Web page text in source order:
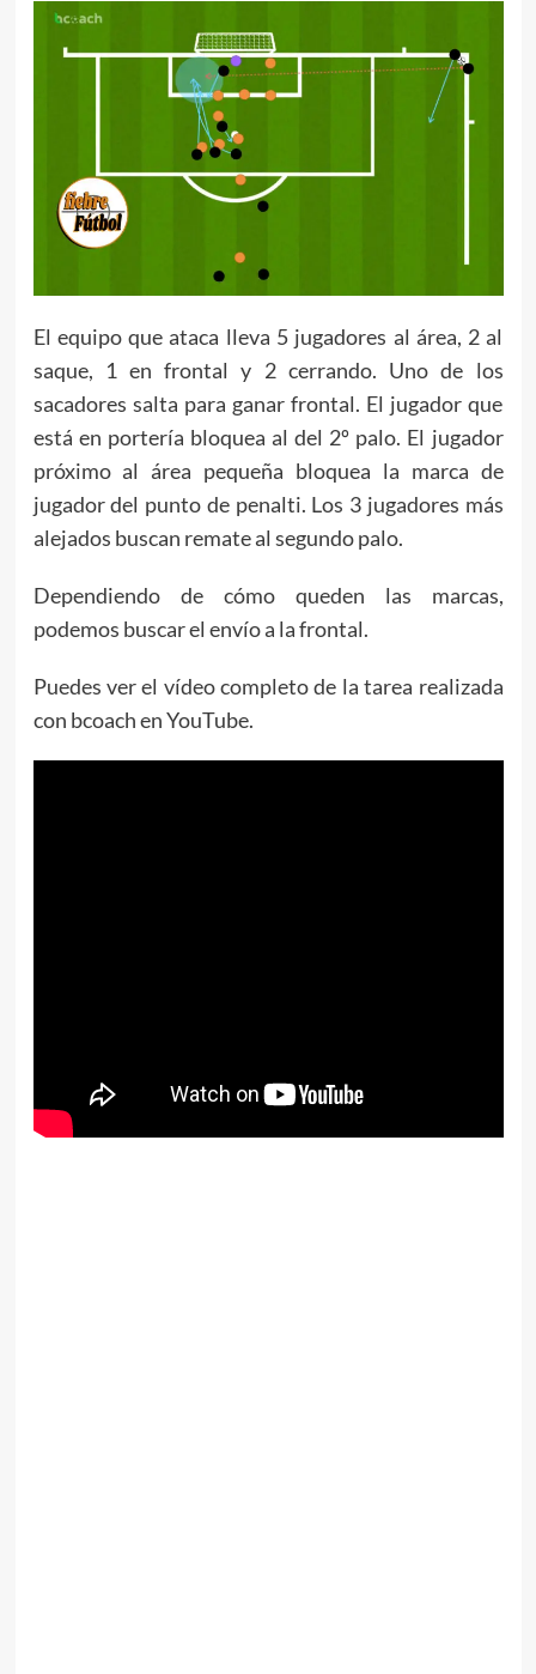
El equipo que ataca lleva 5 jugadores al área, 2 al
saque, 1 en frontal y 2 cerrando. Uno de los
sacadores salta para ganar frontal. El jugador que
está en portería bloquea al del 2º palo. El jugador
próximo al área pequeña bloquea la marca de
jugador del punto de penalti. Los 3 jugadores más
alejados buscan remate al segundo palo.
Dependiendo de cómo queden las marcas,
podemos buscar el envío a la frontal.
Puedes ver el vídeo completo de la tarea realizada
con bcoach en YouTube.